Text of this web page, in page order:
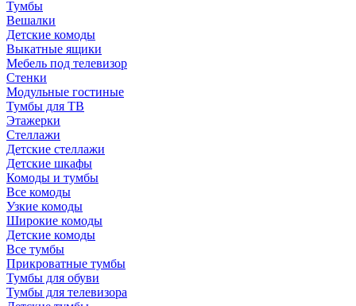
Тумбы
Вешалки
Детские комоды
Выкатные ящики
Мебель под телевизор
Стенки
Модульные гостиные
Тумбы для ТВ
Этажерки
Стеллажи
Детские стеллажи
Детские шкафы
Комоды и тумбы
Все комоды
Узкие комоды
Широкие комоды
Детские комоды
Все тумбы
Прикроватные тумбы
Тумбы для обуви
Тумбы для телевизора